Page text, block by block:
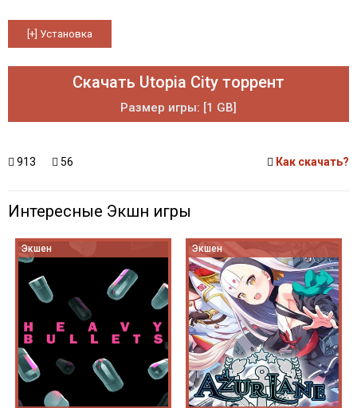
Скачать Utopia City торрент
Размер игры: [1 GB]
913 56 Как скачать?
Интересные Экшн игры
Экшен Экшен